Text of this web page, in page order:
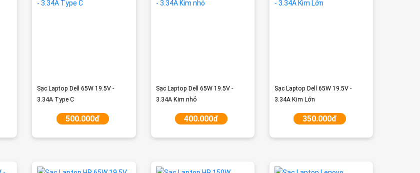
Sạc Laptop Dell 65W 19.5V -
3.34A Type C
500.000đ
Sạc Laptop Dell 65W 19.5V -
3.34A Kim nhỏ
400.000đ
Sạc Laptop Dell 65W 19.5V -
3.34A Kim Lớn
350.000đ